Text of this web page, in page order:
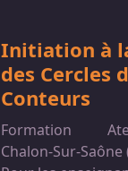
Initiation à
des Cercles
Conteurs
Formation
Chalon-Sur-Saône